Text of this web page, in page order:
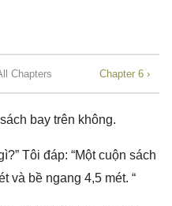
Chapters Chapter 6 ›
bay trên không.
Tôi đáp: “Một cuộn sách
và bề ngang 4,5 mét. “